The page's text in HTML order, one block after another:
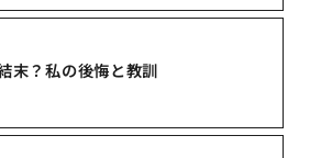
末？私の後悔と教訓